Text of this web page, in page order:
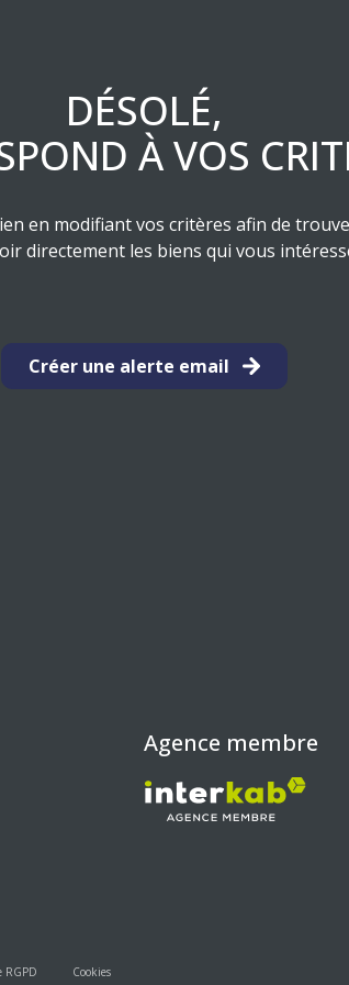
DÉSOLÉ,
À VOS
en modifiant vos critères afin de
directement les biens qui vous
Créer une alerte email
Agence membre
RGPD Cookies